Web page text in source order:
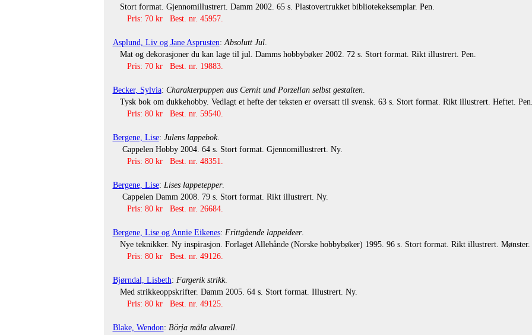
Stort format. Gjennomillustrert. Damm 2002. 65 s. Plastovertrukket bibliotekeksemplar. Pen.
Pris: 70 kr Best. nr. 45957.
Asplund, Liv og Jane Asprusten: Absolutt Jul.
Mat og dekorasjoner du kan lage til jul. Damms hobbybøker 2002. 72 s. Stort format. Rikt illustrert. Pen.
Pris: 70 kr Best. nr. 19883.
Becker, Sylvia: Charakterpuppen aus Cernit und Porzellan selbst gestalten.
Tysk bok om dukkehobby. Vedlagt et hefte der teksten er oversatt til svensk. 63 s. Stort format. Rikt illustrert. Heftet.
Pris: 80 kr Best. nr. 59540.
Bergene, Lise: Julens lappebok.
Cappelen Hobby 2004. 64 s. Stort format. Gjennomillustrert. Ny.
Pris: 80 kr Best. nr. 48351.
Bergene, Lise: Lises lappetepper.
Cappelen Damm 2008. 79 s. Stort format. Rikt illustrert. Ny.
Pris: 80 kr Best. nr. 26684.
Bergene, Lise og Annie Eikenes: Frittgående lappeideer.
Nye teknikker. Ny inspirasjon. Forlaget Allehånde (Norske hobbybøker) 1995. 96 s. Stort format. Rikt illustrert. Mønster.
Pris: 80 kr Best. nr. 49126.
Bjørndal, Lisbeth: Fargerik strikk.
Med strikkeoppskrifter. Damm 2005. 64 s. Stort format. Illustrert. Ny.
Pris: 80 kr Best. nr. 49125.
Blake, Wendon: Börja måla akvarell.